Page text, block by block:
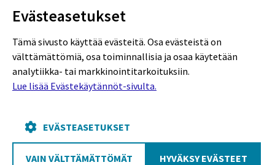
Rekisteriseloste
Evästekäytännöt
Evästeasetukset
Tämä sivusto käyttää evästeitä. Osa evästeistä on
välttämättömiä, osa toiminnallisia ja osaa käytetään
analytiikka- tai markkinointitarkoituksiin.
Lue lisää Evästekäytännöt-sivulta.
EVÄSTEASETUKSET
VAIN VÄLTTÄMÄTTÖMÄT HYVÄKSY EVÄSTEET